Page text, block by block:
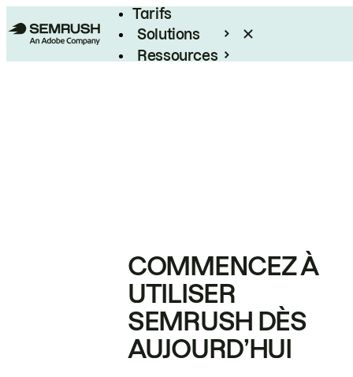
Tarifs
Solutions
Ressources
COMMENCEZ À
UTILISER
SEMRUSH DÈS
AUJOURD’HUI